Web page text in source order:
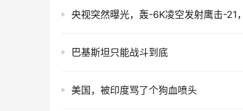
巴基斯坦只能战斗到底
美国，被印度骂了个狗血喷头